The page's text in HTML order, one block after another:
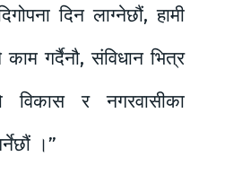
दिन लाग्नेछौं, हामी
गर्दैनौ, संविधान भित्र
विकास र नगरवासीका
।”